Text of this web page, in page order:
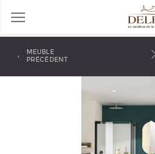
au
principal
Search
Back
top‹
MEUBLE
PRÉCÉDENT